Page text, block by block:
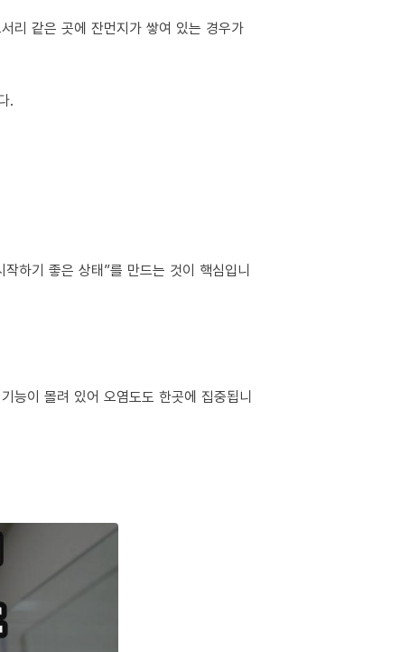
리 같은 곳에 잔먼지가 쌓여 있는 경우가
.
하기 좋은 상태”를 만드는 것이 핵심입니
능이 몰려 있어 오염도도 한곳에 집중됩니